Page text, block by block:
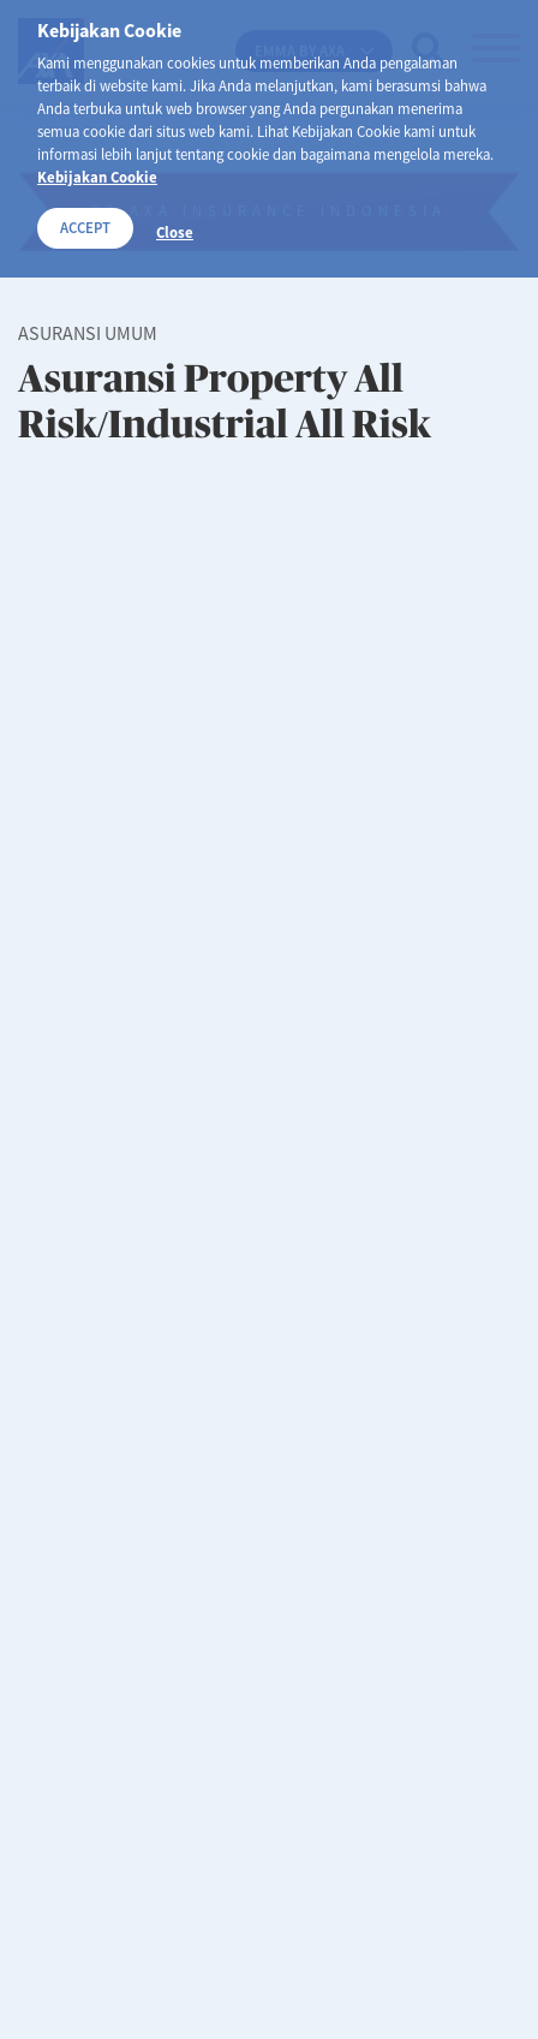
Kebijakan Cookie
Kami menggunakan cookies untuk memberikan Anda pengalaman
terbaik di website kami. Jika Anda melanjutkan, kami berasumsi bahwa
Anda terbuka untuk web browser yang Anda pergunakan menerima
semua cookie dari situs web kami. Lihat Kebijakan Cookie kami untuk
informasi lebih lanjut tentang cookie dan bagaimana mengelola mereka.
Kebijakan Cookie
ACCEPT Close
PT AXA INSURANCE INDONESIA
ASURANSI UMUM
Asuransi Property All
Risk/Industrial All Risk